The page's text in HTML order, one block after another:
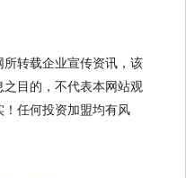
所转载企业宣传资讯，该
目的，不代表本网站观
任何投资加盟均有风